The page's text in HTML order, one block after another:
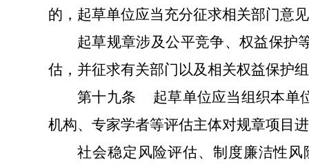
的，起草单位应当充分征求相关部门意
起草规章涉及公平竞争、权益保护
估，并征求有关部门以及相关权益保护
第十九条
起草单位应当组织本单
机构、专家学者等评估主体对规章项目
社会稳定风险评估、制度廉洁性